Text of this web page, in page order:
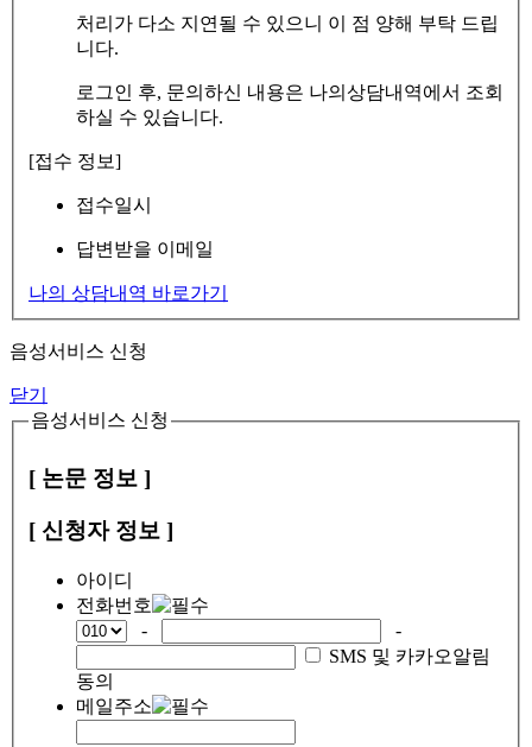
처리가 다소 지연될 수 있으니 이 점 양해 부탁 드립
니다.
로그인 후, 문의하신 내용은 나의상담내역에서 조회
하실 수 있습니다.
[접수 정보]
접수일시
답변받을 이메일
나의 상담내역 바로가기
음성서비스 신청
닫기
음성서비스 신청
[ 논문 정보 ]
[ 신청자 정보 ]
아이디
전화번호
-
-
SMS 및 카카오알림
동의
메일주소